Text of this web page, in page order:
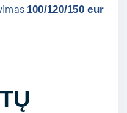
100/120/150 eur